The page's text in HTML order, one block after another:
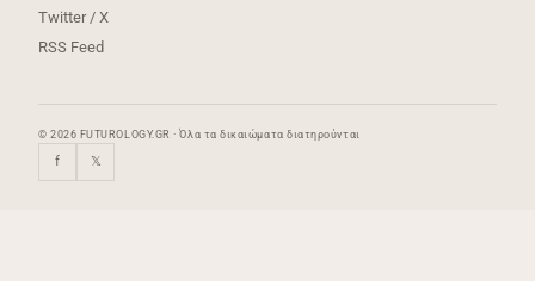
Twitter / X
RSS Feed
© 2026 FUTUROLOGY.GR · Όλα τα δικαιώματα διατηρούνται
f 𝕏